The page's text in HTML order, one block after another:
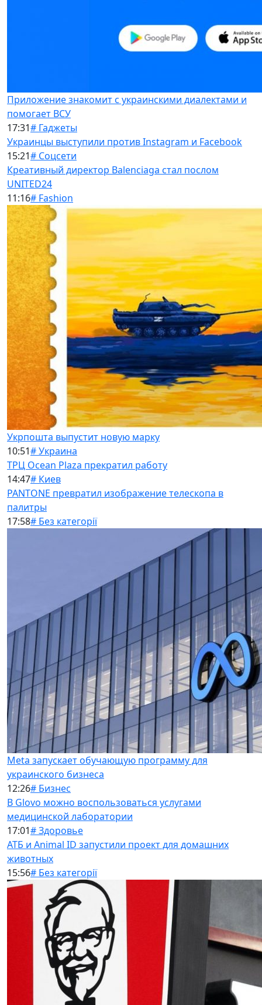
Приложение знакомит с украинскими диалектами и
помогает ВСУ
17:31# Гаджеты
Украинцы выступили против Instagram и Facebook
15:21# Соцсети
Креативный директор Balenciaga стал послом
UNITED24
11:16# Fashion
Укрпошта выпустит новую марку
10:51# Украина
ТРЦ Ocean Plaza прекратил работу
14:47# Киев
PANTONE превратил изображение телескопа в
палитры
17:58# Без категорії
Meta запускает обучающую программу для
украинского бизнеса
12:26# Бизнес
В Glovo можно воспользоваться услугами
медицинской лаборатории
17:01# Здоровье
АТБ и Animal ID запустили проект для домашних
животных
15:56# Без категорії